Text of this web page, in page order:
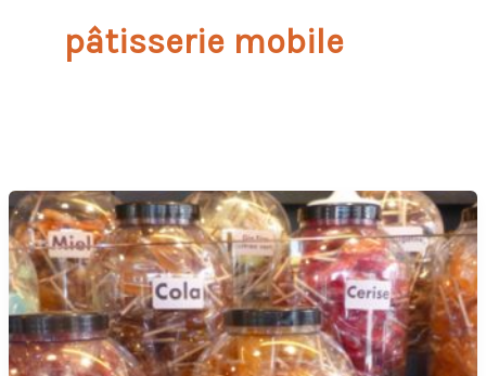
pâtisserie mobile